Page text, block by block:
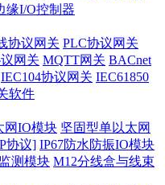
缘I/O控制器
协议网关 PLC协议网关
网关 MQTT网关 BACnet
IEC104协议网关 IEC61850
软件
网IO模块 坚固型单以太网
协议] IP67防水防振IO模块
测模块 M12分线盒与线束